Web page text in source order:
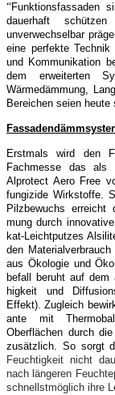
“Funktionsfassaden
dauerhaft
unverwech­selbar
eine perfek­te Technik
und Kommu­nikation
dem erweiterten
Wärmedämmung,
Be­reichen seien
Erstmals wird den
Fachmesse das als
Alpro­tect Aero Free
fungizi­de Wirk­stoffe.
Pilzbe­wuchs erreicht
mung durch
kat-Leichtput­zes
den
aus Ökologie und
befall beruht auf dem
higkeit und
Effekt). Zugleich
ante mit
Oberflächen durch
zu­sätzlich. So sorgt
Feuchtigkeit nicht
nach länge­ren
schnellstmög­lich ihre